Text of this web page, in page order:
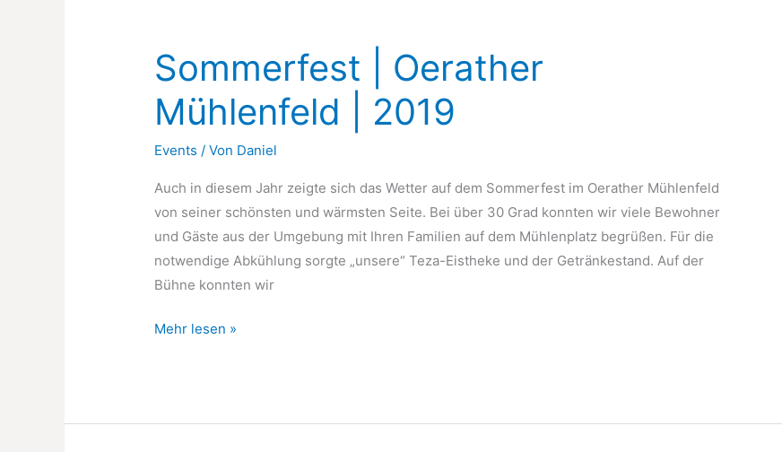
Sommerfest | Oerather
Mühlenfeld | 2019
Events / Von Daniel
Auch in diesem Jahr zeigte sich das Wetter auf dem Sommerfest im Oerather Mühlenfeld
von seiner schönsten und wärmsten Seite. Bei über 30 Grad konnten wir viele Bewohner
und Gäste aus der Umgebung mit Ihren Familien auf dem Mühlenplatz begrüßen. Für die
notwendige Abkühlung sorgte „unsere“ Teza-Eistheke und der Getränkestand. Auf der
Bühne konnten wir
Sommerfest
|
Mehr lesen »